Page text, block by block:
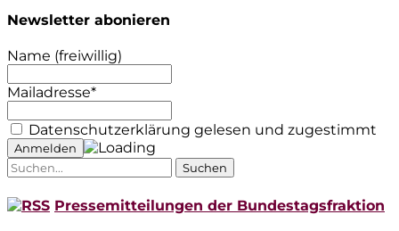
Newsletter abonieren
Name (freiwillig)
Mailadresse*
Datenschutzerklärung gelesen und zugestimmt
Suche
nach:
Pressemitteilungen der Bundestagsfraktion